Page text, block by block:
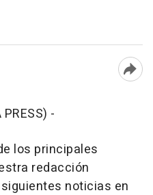
-
los principales
redacción
noticias en